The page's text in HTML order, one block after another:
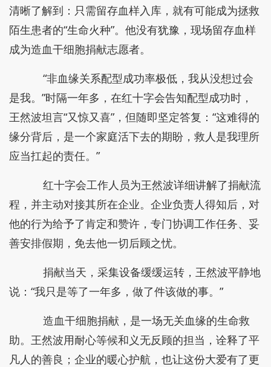
清晰了解到：只需留存血样入库，就有可能成为拯救
陌生患者的“生命火种”。他没有犹豫，现场留存血样
成为造血干细胞捐献志愿者。
“非血缘关系配型成功率极低，我从没想过会
是我。”时隔一年多，在红十字会告知配型成功时，
王然波坦言“又惊又喜”，但随即坚定答复：“这难得的
缘分背后，是一个家庭活下去的期盼，救人是我理所
应当扛起的责任。”
红十字会工作人员为王然波详细讲解了捐献流
程，并主动对接其所在企业。企业负责人得知后，对
他的行为给予了肯定和赞许，专门协调工作任务、妥
善安排假期，免去他一切后顾之忧。
捐献当天，采集设备缓缓运转，王然波平静地
说：“我只是等了一年多，做了件该做的事。”
造血干细胞捐献，是一场无关血缘的生命救
助。王然波用耐心等候和义无反顾的担当，诠释了平
凡人的善良；企业的暖心护航，也让这份大爱有了更